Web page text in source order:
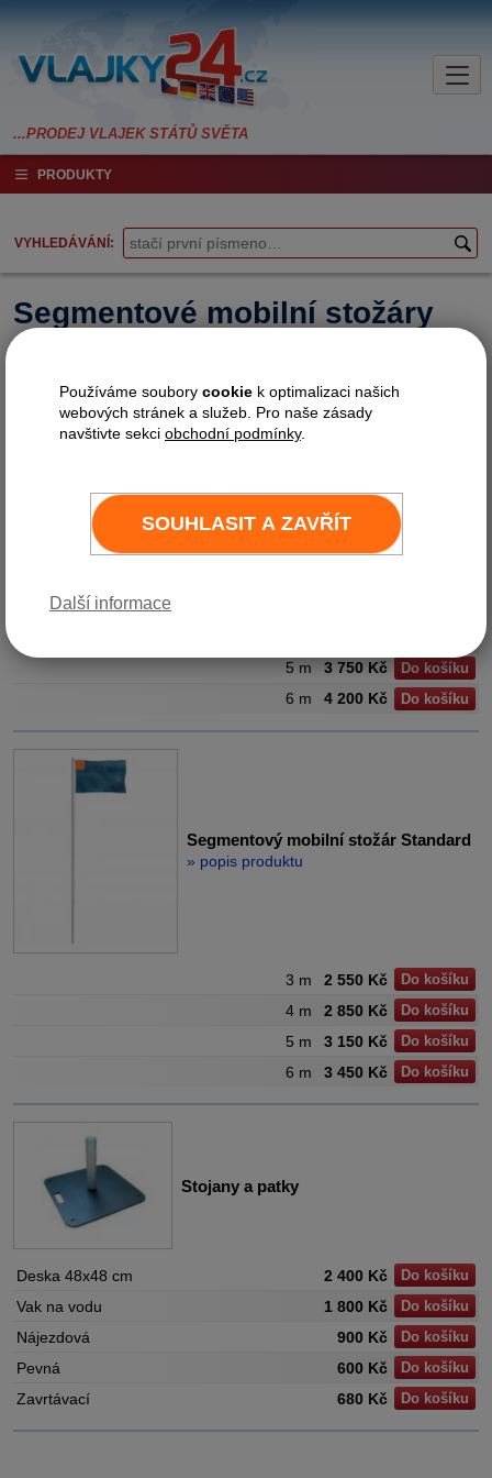
Segmentové mobilní stožáry
5 m 3 750 Kč Do košíku
6 m 4 200 Kč Do košíku
Segmentový mobilní stožár Standard
» popis produktu
3 m 2 550 Kč Do košíku
4 m 2 850 Kč Do košíku
5 m 3 150 Kč Do košíku
6 m 3 450 Kč Do košíku
Stojany a patky
Deska 48x48 cm 2 400 Kč Do košíku
Vak na vodu 1 800 Kč Do košíku
Nájezdová 900 Kč Do košíku
Pevná 600 Kč Do košíku
Zavrtávací 680 Kč Do košíku
VYHLEDÁVÁNÍ
PRODUKTY
Používáme soubory cookie k optimalizaci našich
webových stránek a služeb. Pro naše zásady
navštivte sekci obchodní podmínky.
SOUHLASIT A ZAVŘÍT
Další informace